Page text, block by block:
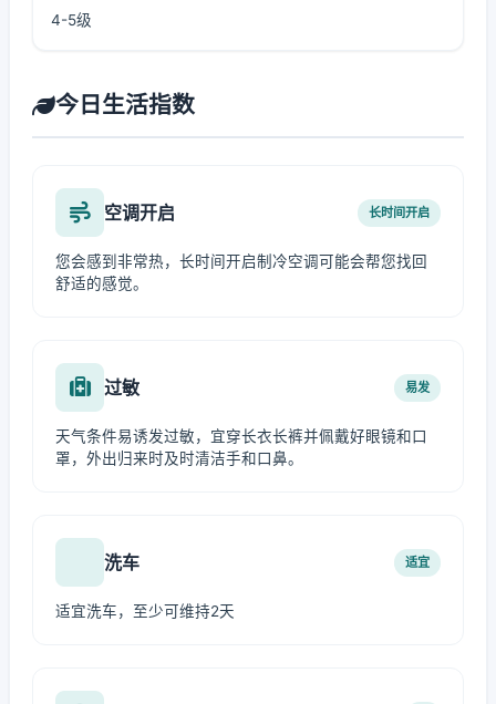
4-5级
今日生活指数
空调开启 长时间开启
您会感到非常热，长时间开启制冷空调可能会帮您找回
舒适的感觉。
过敏 易发
天气条件易诱发过敏，宜穿长衣长裤并佩戴好眼镜和口
罩，外出归来时及时清洁手和口鼻。
洗车 适宜
适宜洗车，至少可维持2天